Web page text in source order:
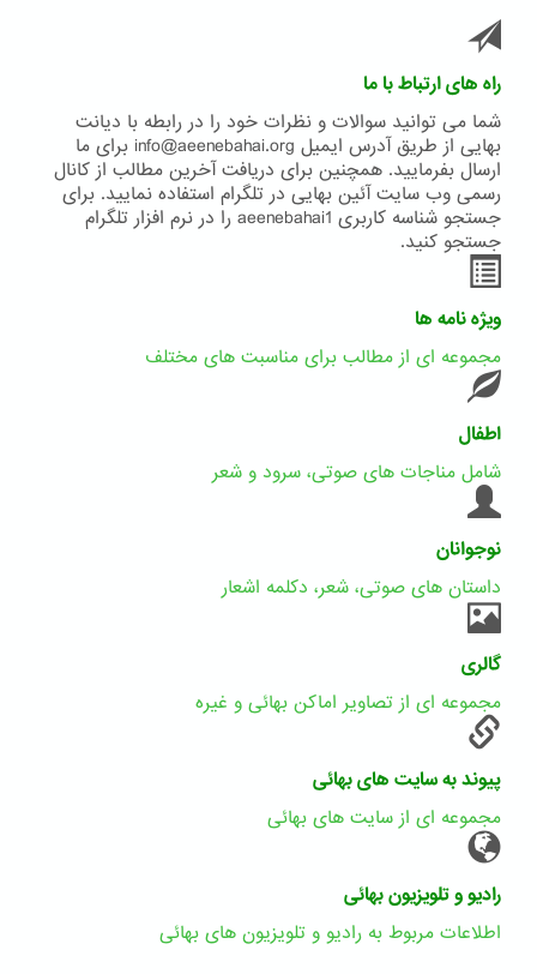
راه های ارتباط با ما
شما می توانید سوالات و نظرات خود را در رابطه با دیانت
بهایی از طریق آدرس ایمیل info@aeenebahai.org برای ما
ارسال بفرمایید. همچنین برای دریافت آخرین مطالب از کانال
رسمی وب سایت آئین بهایی در تلگرام استفاده نمایید. برای
جستجو شناسه کاربری aeenebahai1 را در نرم افزار تلگرام
جستجو کنید.
ویژه نامه ها
مجموعه ای از مطالب برای مناسبت های مختلف
اطفال
شامل مناجات های صوتی، سرود و شعر
نوجوانان
داستان های صوتی، شعر، دکلمه اشعار
گالری
مجموعه ای از تصاویر اماکن بهائی و غیره
پیوند به سایت های بهائی
مجموعه ای از سایت های بهائی
رادیو و تلویزیون بهائی
اطلاعات مربوط به رادیو و تلویزیون های بهائی